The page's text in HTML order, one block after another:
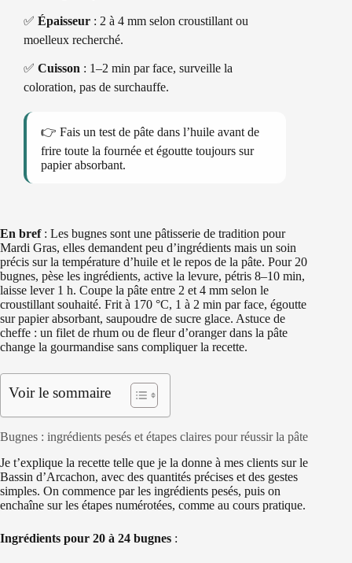
✅ Épaisseur : 2 à 4 mm selon croustillant ou
moelleux recherché.
✅ Cuisson : 1–2 min par face, surveille la
coloration, pas de surchauffe.
👉 Fais un test de pâte dans l’huile avant de
frire toute la fournée et égoutte toujours sur
papier absorbant.
En bref: Les bugnes sont une pâtisserie de tradition pour
Mardi Gras, elles demandent peu d’ingrédients mais un soin
précis sur la température d’huile et le repos de la pâte. Pour 20
bugnes, pèse les ingrédients, active la levure, pétris 8–10 min,
laisse lever 1 h. Coupe la pâte entre 2 et 4 mm selon le
croustillant souhaité. Frit à 170 °C, 1 à 2 min par face, égoutte
sur papier absorbant, saupoudre de sucre glace. Astuce de
cheffe : un filet de rhum ou de fleur d’oranger dans la pâte
change la gourmandise sans compliquer la recette.
Voir le sommaire
Bugnes : ingrédients pesés et étapes claires pour réussir la pâte
Je t’explique la recette telle que je la donne à mes clients sur le
Bassin d’Arcachon, avec des quantités précises et des gestes
simples. On commence par les ingrédients pesés, puis on
enchaîne sur les étapes numérotées, comme au cours pratique.
Ingrédients pour 20 à 24 bugnes :